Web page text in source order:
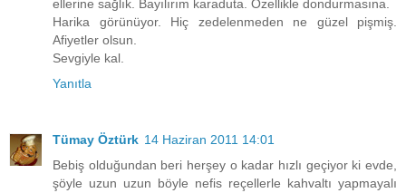
ellerine sağlık. Bayılırım karaduta. Özellikle dondurmasına.
Harika görünüyor. Hiç zedelenmeden ne güzel pişmiş.
Afiyetler olsun.
Sevgiyle kal.
Yanıtla
Tümay Öztürk 14 Haziran 2011 14:01
Bebiş olduğundan beri herşey o kadar hızlı geçiyor ki evde,
şöyle uzun uzun böyle nefis reçellerle kahvaltı yapmayalı